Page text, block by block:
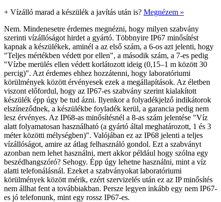
+ Vízálló marad a készülék a javítás után is? Megnézem »
Nem. Mindenesetre érdemes megnézni, hogy milyen szabvány
szerinti vízállóságot hirdet a gyártó. Többnyire IP67 minősítést
kapnak a készülékek, aminél a az első szám, a 6-os azt jelenti, hogy
"Teljes mértékben védett por ellen", a második szám, a 7-es pedig
"Vízbe merülés ellen védett korlátozott ideig (0,15–1 m között 30
percig)". Azt érdemes ehhez hozzátenni, hogy laboratóriumi
körülmények között érvényesek ezek a megállapítások. Az életben
viszont előfordul, hogy az IP67-es szabvány szerint kialakított
készülék épp úgy be tud ázni. Ilyenkor a folyadékjelző indikátorok
elszíneződnek, a készülékbe foyladék kerül, a garancia pedig nem
lesz érvényes. Az IP68-as minősítésnél a 8-as szám jelentése "Víz
alatt folyamatosan használható (a gyártó által meghatározott, 1 és 3
méter közötti mélységben)". Valójában ez az IP68 jelenti a teljes
vízállóságot, amire az átlag felhasználó gondol. Ezt a szabványt
azonban nem lehet használni, mert akkor például hogy szólna egy
beszédhangszóró? Sehogy. Épp úgy lehetne használni, mint a víz
alatti telefonálásnál. Ezeket a szabványokat laboratóriumi
körülmények között mérik, ezért szervizelés után ez az IP minősítés
nem állhat fent a továbbiakban. Persze legyen inkább egy nem IP67-
es jó telefonunk, mint egy rossz IP67-es.